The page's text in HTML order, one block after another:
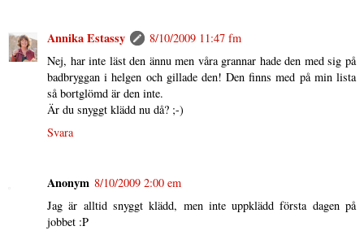
Annika Estassy
8/10/2009 11:47 fm
Nej, har inte läst den ännu men våra grannar hade den med sig på
badbryggan i helgen och gillade den! Den finns med på min lista
så bortglömd är den inte.
Är du snyggt klädd nu då? ;-)
Svara
Anonym 8/10/2009 2:00 em
Jag är alltid snyggt klädd, men inte uppklädd första dagen på
jobbet :P